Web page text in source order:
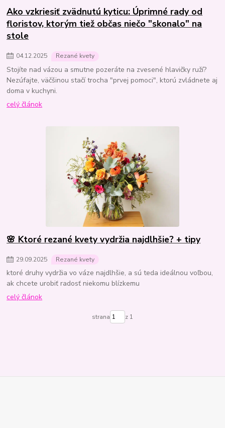
Ako vzkriesiť zvädnutú kyticu: Úprimné rady od
floristov, ktorým tiež občas niečo "skonalo" na
stole
04.12.2025 Rezané kvety
Stojíte nad vázou a smutne pozeráte na zvesené hlavičky ruží?
Nezúfajte, väčšinou stačí trocha "prvej pomoci", ktorú zvládnete aj
doma v kuchyni.
celý článok
🌸 Ktoré rezané kvety vydržia najdlhšie? + tipy
29.09.2025 Rezané kvety
ktoré druhy vydržia vo váze najdlhšie, a sú teda ideálnou voľbou,
ak chcete urobiť radosť niekomu blízkemu
celý článok
strana z 1